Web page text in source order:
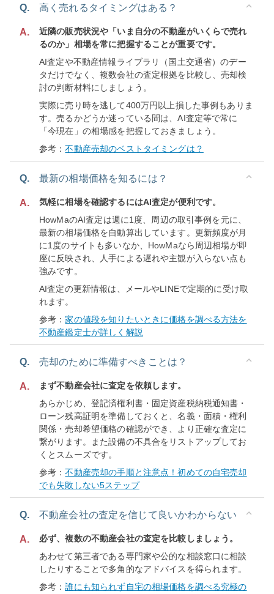
Q. 高く売れるタイミングはある？
A.
近隣の販売状況や「いま自分の不動産がいくらで売れ
るのか」相場を常に把握することが重要です。
AI査定や不動産情報ライブラリ（国土交通省）のデー
タだけでなく、複数会社の査定根拠を比較し、売却検
討の判断材料にしましょう。
実際に売り時を逃して400万円以上損した事例もありま
す。売るかどうか迷っている間は、AI査定等で常に
「今現在」の相場感を把握しておきましょう。
参考：不動産売却のベストタイミングは？
Q. 最新の相場価格を知るには？
A.
気軽に相場を確認するにはAI査定が便利です。
HowMaのAI査定は週に1度、周辺の取引事例を元に、
最新の相場価格を自動算出しています。更新頻度が月
に1度のサイトも多いなか、HowMaなら周辺相場が即
座に反映され、人手による遅れや主観が入らない点も
強みです。
AI査定の更新情報は、メールやLINEで定期的に受け取
れます。
参考：家の値段を知りたいときに価格を調べる方法を
不動産鑑定士が詳しく解説
Q. 売却のために準備すべきことは？
A.
まず不動産会社に査定を依頼します。
あらかじめ、登記済権利書・固定資産税納税通知書・
ローン残高証明を準備しておくと、名義・面積・権利
関係・売却希望価格の確認ができ、より正確な査定に
繋がります。また設備の不具合をリストアップしてお
くとスムーズです。
参考：不動産売却の手順と注意点！初めての自宅売却
でも失敗しない5ステップ
Q. 不動産会社の査定を信じて良いかわからない
A.
必ず、複数の不動産会社の査定を比較しましょう。
あわせて第三者である専門家や公的な相談窓口に相談
したりすることで多角的なアドバイスを得られます。
参考：誰にも知られず自宅の相場価格を調べる究極の